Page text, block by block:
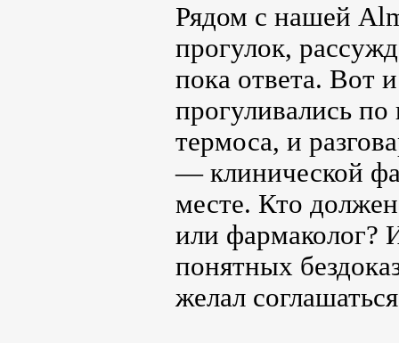
Рядом с нашей
прогулок,
пока ответа. Вот
прогуливались по
термоса, и
— клинической
месте. Кто
или фармаколог?
понятных
желал